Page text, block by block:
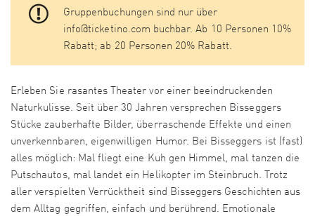
Gruppenbuchungen sind nur über
info@ticketino.com buchbar. Ab 10 Personen 10%
Rabatt; ab 20 Personen 20% Rabatt.
Erleben Sie rasantes Theater vor einer beeindruckenden
Naturkulisse. Seit über 30 Jahren versprechen Bisseggers
Stücke zauberhafte Bilder, überraschende Effekte und einen
unverkennbaren, eigenwilligen Humor. Bei Bisseggers ist (fast)
alles möglich: Mal fliegt eine Kuh gen Himmel, mal tanzen die
Putschautos, mal landet ein Helikopter im Steinbruch. Trotz
aller verspielten Verrücktheit sind Bisseggers Geschichten aus
dem Alltag gegriffen, einfach und berührend. Emotionale